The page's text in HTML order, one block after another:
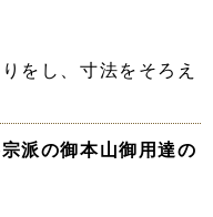
をし、寸法をそろえ
派の御本山御用達の